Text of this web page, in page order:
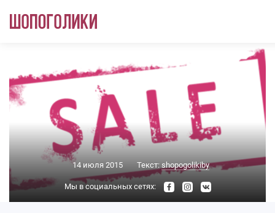
14 июля 2015 Текст: shopogolikiby
Мы в социальных сетях: